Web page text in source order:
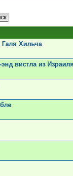
Галя Хильча
вистла из